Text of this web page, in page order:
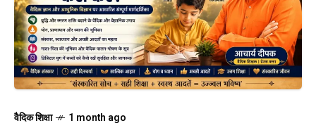
वैदिक शिक्षा 1 month ago